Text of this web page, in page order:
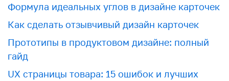
Формула идеальных углов в дизайне карточек
Как сделать отзывчивый дизайн карточек
Прототипы в продуктовом дизайне: полный
гайд
UX страницы товара: 15 ошибок и лучших